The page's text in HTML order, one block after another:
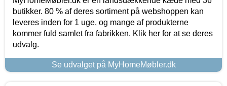
butikker. 80 % af deres sortiment på webshoppen kan
leveres inden for 1 uge, og mange af produkterne
kommer fuld samlet fra fabrikken. Klik her for at se deres
udvalg.
Se udvalget på MyHomeMøbler.dk